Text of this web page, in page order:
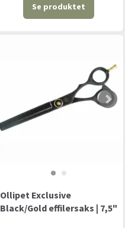
Se produktet
Ollipet Exclusive
Black/Gold effilersaks | 7,5"